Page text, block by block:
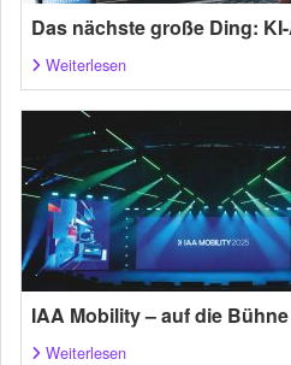
Das nächste große Ding:
Weiterlesen
IAA Mobility – auf die
Weiterlesen